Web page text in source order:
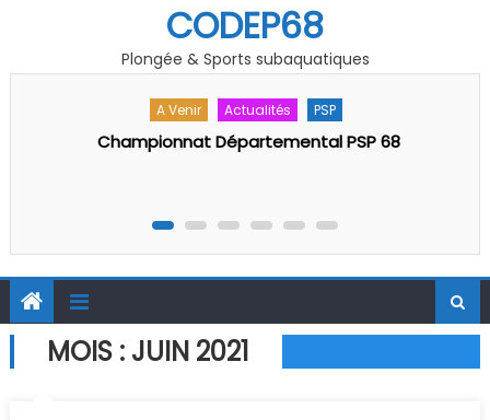
CODEP68
Plongée & Sports subaquatiques
Calendrier Formation Secourisme
Calendrier formations secourisme 2025/26
MOIS : JUIN 2021